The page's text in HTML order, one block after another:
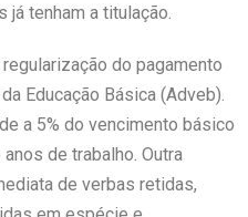
tenham a titulação.
do pagamento
Educação Básica (Adveb).
a 5% do vencimento básico
de trabalho. Outra
de verbas retidas,